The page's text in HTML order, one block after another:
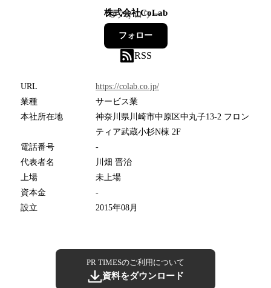
株式会社CoLab
3フォロワー
フォロー
RSS
URL
https://colab.co.jp/
業種
サービス業
本社所在地
神奈川県川崎市中原区中丸子13-2 フロン
ティア武蔵小杉N棟 2F
電話番号
-
代表者名
川畑 晋治
上場
未上場
資本金
-
設立
2015年08月
PR TIMESのご利用について
資料をダウンロード